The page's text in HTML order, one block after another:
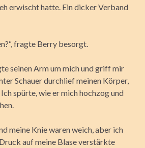
erwischt hatte. Ein dicker Verband
fragte Berry besorgt.
seinen Arm um mich und griff mir
Schauer durchlief meinen Körper,
spürte, wie er mich hochzog und
meine Knie waren weich, aber ich
auf meine Blase verstärkte